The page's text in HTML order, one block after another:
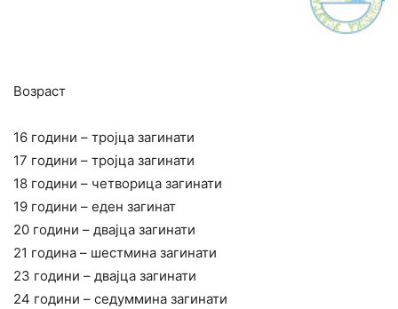
Возраст
16 години – тројца загинати
17 години – тројца загинати
18 години – четворица загинати
19 години – еден загинат
20 години – двајца загинати
21 година – шестмина загинати
23 години – двајца загинати
24 години – седуммина загинати